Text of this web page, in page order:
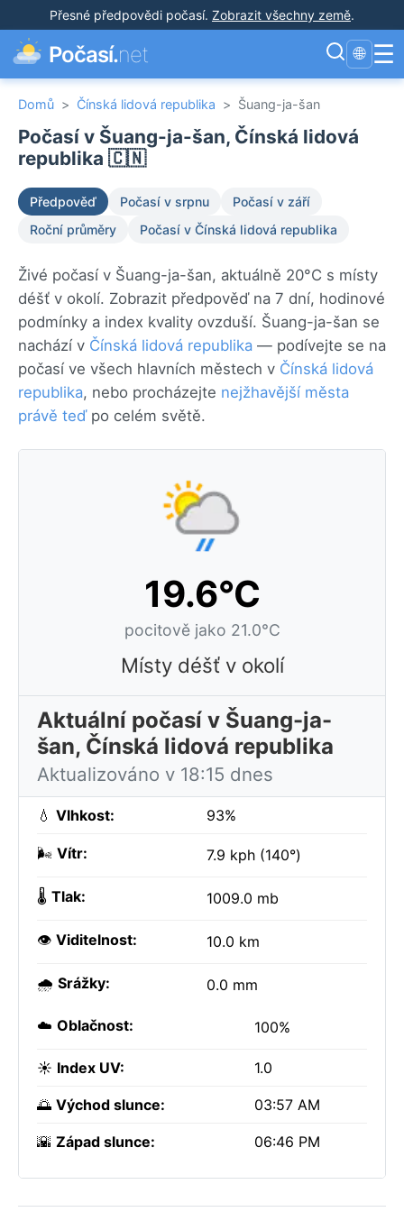
Přesné předpovědi počasí. Zobrazit všechny země.
Počasí.net 🌐 ☰
Domů > Čínská lidová republika > Šuang-ja-šan
Počasí v Šuang-ja-šan, Čínská lidová
republika 🇨🇳
Předpověď Počasí v srpnu
Počasí v září
Roční průměry
Počasí v Čínská lidová republika
Živé počasí v Šuang-ja-šan, aktuálně 20°C s místy
déšť v okolí. Zobrazit předpověď na 7 dní, hodinové
podmínky a index kvality ovzduší. Šuang-ja-šan se
nachází v Čínská lidová republika — podívejte se na
počasí ve všech hlavních městech v Čínská lidová
republika, nebo procházejte nejžhavější města
právě teďpo celém světě.
19.6°C
pocitově jako 21.0°C
Místy déšť v okolí
Aktuální počasí v Šuang-ja-
šan, Čínská lidová republika
Aktualizováno v 18:15 dnes
💧 Vlhkost: 93%
🌬️ Vítr: 7.9 kph (140°)
🌡️ Tlak: 1009.0 mb
👁️ Viditelnost: 10.0 km
🌧️ Srážky: 0.0 mm
☁️ Oblačnost: 100%
☀️ Index UV: 1.0
🌅 Východ slunce: 03:57 AM
🌇 Západ slunce: 06:46 PM